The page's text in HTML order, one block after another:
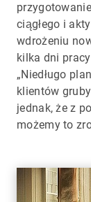
ciągłego i
wdrożeniu
kilka dni
„Niedługo
klientów
jednak, że z
możemy to